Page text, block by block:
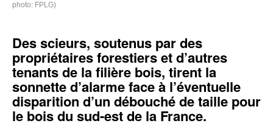
photo: FPLG)
Des scieurs, soutenus par des
propriétaires forestiers et d’autres
tenants de la filière bois, tirent la
sonnette d’alarme face à l’éventuelle
disparition d’un débouché de taille pour
le bois du sud-est de la France.